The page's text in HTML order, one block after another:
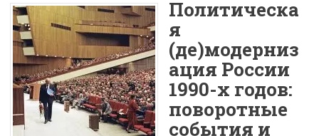
Политическа
я
(де)модерниз
ация России
1990-х годов:
поворотные
события и